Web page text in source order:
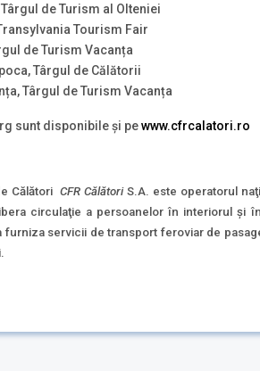
de Turism al Olteniei
Tourism Fair
de Turism Vacanța
Târgul de Călătorii
Târgul de Turism Vacanța
sunt disponibile și pewww.cfrcalatori.ro
Călători CFR Călători S.A. este operatorul
circulaţie a persoanelor în interiorul şi
furniza servicii de transport feroviar de